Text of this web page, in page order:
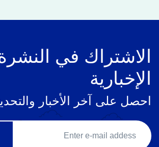
الاشتراك في
الإخبارية
احصل على آخر الأخبار